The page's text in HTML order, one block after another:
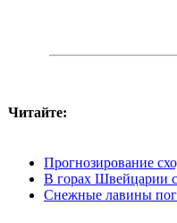
Читайте:
Прогнозирование
В горах Швейцарии
Снежные лавины